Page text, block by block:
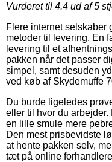
Vurderet til 4.4 ud af 5
Flere internet selskaber
metoder til levering. En
levering til et
pakken når det passer
simpel, samt desuden
ved køb af Skydemuffe
Du burde ligeledes
eller til hvor du
en lille smule mere
Den mest prisbevidste
at hente pakken selv,
tæt på online